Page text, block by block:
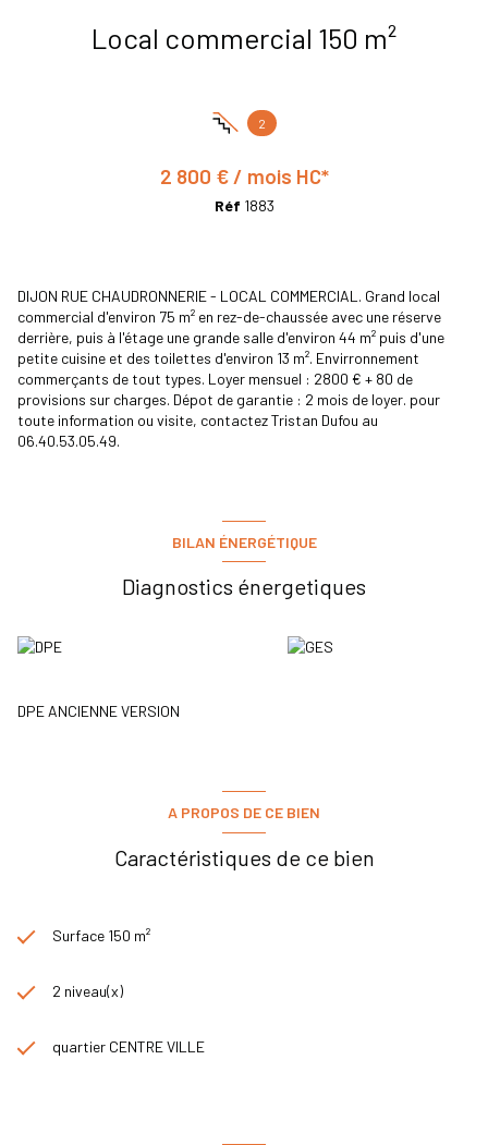
Local commercial 150 m²
2
2 800 € / mois HC*
Réf 1883
DIJON RUE CHAUDRONNERIE - LOCAL COMMERCIAL. Grand local
commercial d'environ 75 m² en rez-de-chaussée avec une réserve
derrière, puis à l'étage une grande salle d'environ 44 m² puis d'une
petite cuisine et des toilettes d'environ 13 m². Envirronnement
commerçants de tout types. Loyer mensuel : 2800 € + 80 de
provisions sur charges. Dépot de garantie : 2 mois de loyer. pour
toute information ou visite, contactez Tristan Dufou au
06.40.53.05.49.
BILAN ÉNERGÉTIQUE
Diagnostics énergetiques
DPE ANCIENNE VERSION
A PROPOS DE CE BIEN
Caractéristiques de ce bien
Surface 150 m²
2 niveau(x)
quartier CENTRE VILLE